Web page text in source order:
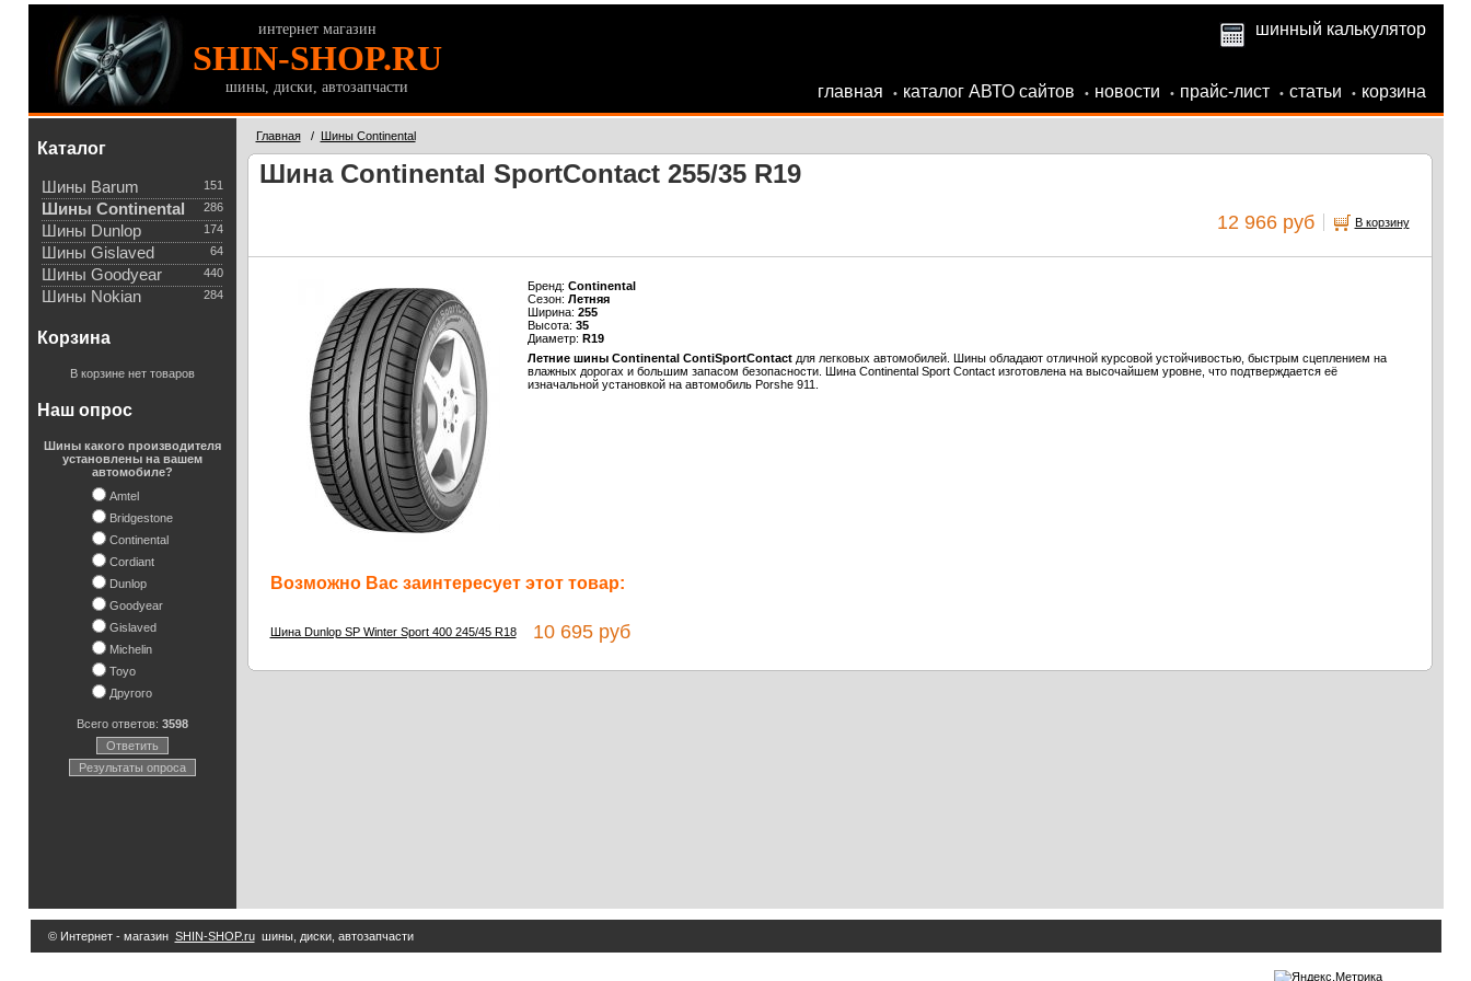
интернет магазин
SHIN-SHOP.RU
шины, диски, автозапчасти
шинный калькулятор
главная • каталог АВТО сайтов • новости • прайс-лист • статьи • корзина
Каталог
151
Шины Barum
286
Шины Continental
174
Шины Dunlop
64
Шины Gislaved
440
Шины Goodyear
284
Шины Nokian
Корзина
В корзине нет товаров
Наш опрос
Шины какого производителя
установлены на вашем
автомобиле?
Amtel
Bridgestone
Continental
Cordiant
Dunlop
Goodyear
Gislaved
Michelin
Toyo
Другого
Всего ответов: 3598
Ответить
Результаты опроса
Главная/ Шины Continental
Шина Continental SportContact 255/35 R19
12 966 руб В корзину
Бренд: Continental
Сезон: Летняя
Ширина: 255
Высота: 35
Диаметр: R19
Летние шины Continental ContiSportContactдля легковых автомобилей. Шины обладают отличной курсовой устойчивостью, быстрым сцеплением на
влажных дорогах и большим запасом безопасности. Шина Сontinental Sport Contact изготовлена на высочайшем уровне, что подтверждается её
изначальной установкой на автомобиль Porshe 911.
Возможно Вас заинтересует этот товар:
Шина Dunlop SP Winter Sport 400 245/45 R1810 695 руб
© Интернет - магазин SHIN-SHOP.ruшины, диски, автозапчасти